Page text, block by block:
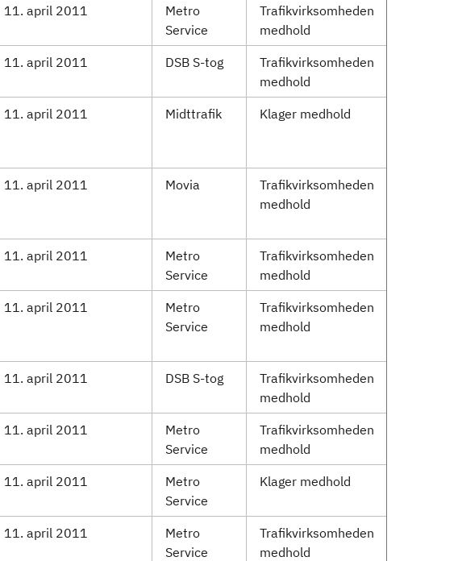
11. april 2011
Metro
Service
Trafikvirksomheden
medhold
11. april 2011 DSB S-tog
Trafikvirksomheden
medhold
11. april 2011 Midttrafik Klager medhold
11. april 2011 Movia
Trafikvirksomheden
medhold
11. april 2011
Metro
Service
Trafikvirksomheden
medhold
11. april 2011
Metro
Service
Trafikvirksomheden
medhold
11. april 2011 DSB S-tog
Trafikvirksomheden
medhold
11. april 2011
Metro
Service
Trafikvirksomheden
medhold
11. april 2011
Metro
Service
Klager medhold
11. april 2011
Metro
Service
Trafikvirksomheden
medhold